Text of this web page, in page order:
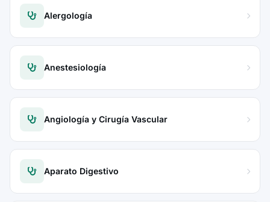
Alergología
Anestesiología
Angiología y Cirugía Vascular
Aparato Digestivo